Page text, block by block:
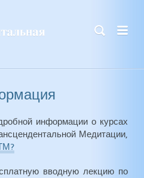
информации о курсах
Медитации,
вводную лекцию по